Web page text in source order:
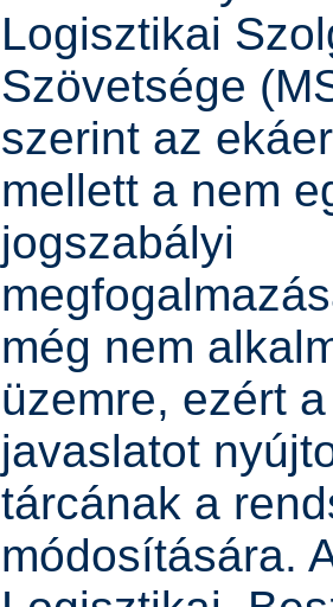
Logisztikai
Szövetsége
szerint az
mellett a nem
jogszabályi
még nem
üzemre, ezért
javaslatot
tárcának a
módosítására.